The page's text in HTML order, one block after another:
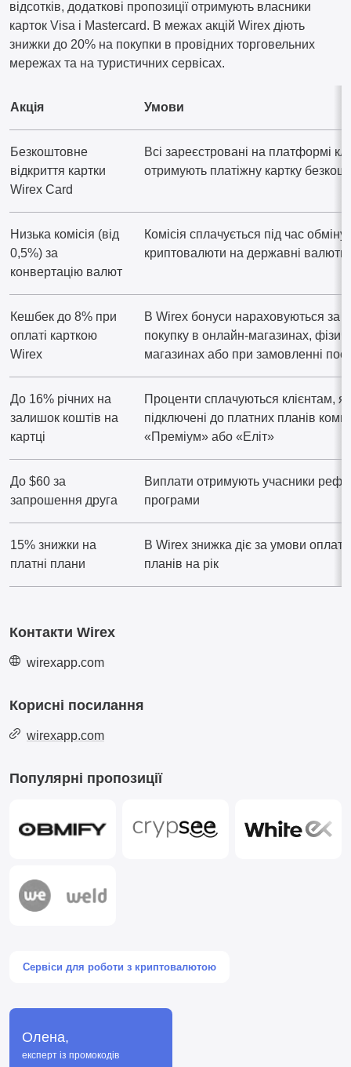
відсотків, додаткові пропозиції отримують власники
карток Visa і Mastercard. В межах акцій Wirex діють
знижки до 20% на покупки в провідних торговельних
мережах та на туристичних сервісах.
Акція Умови
Безкоштовне
відкриття картки
Wirex Card
Всі зареєстровані на платформі
отримують платіжну картку
Низька комісія (від
0,5%) за
конвертацію валют
Комісія сплачується під час обміну
криптовалюти на державні валюти
Кешбек до 8% при
оплаті карткою
Wirex
В Wirex бонуси нараховуються за
покупку в онлайн-магазинах,
магазинах або при замовленні
До 16% річних на
залишок коштів на
картці
Проценти сплачуються клієнтам,
підключені до платних планів
«Преміум» або «Еліт»
До $60 за
запрошення друга
Виплати отримують учасники
програми
15% знижки на
платні плани
В Wirex знижка діє за умови
планів на рік
Контакти Wirex
wirexapp.com
Корисні посилання
wirexapp.com
Популярні пропозиції
Сервіси для роботи з криптовалютою
Олена,
експерт із промокодів